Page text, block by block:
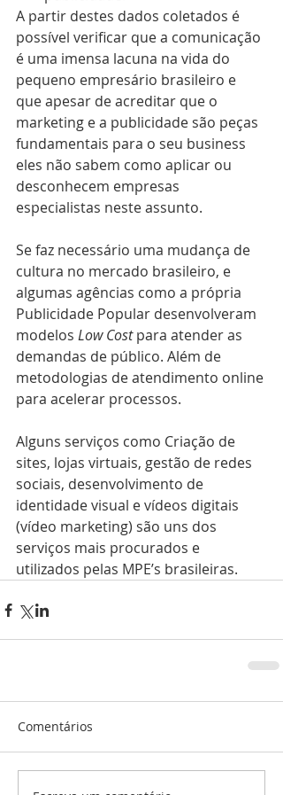
A partir destes dados coletados é
possível verificar que a comunicação
é uma imensa lacuna na vida do
pequeno empresário brasileiro e
que apesar de acreditar que o
marketing e a publicidade são peças
fundamentais para o seu business
eles não sabem como aplicar ou
desconhecem empresas
especialistas neste assunto.
Se faz necessário uma mudança de
cultura no mercado brasileiro, e
algumas agências como a própria
Publicidade Popular desenvolveram
modelos Low Cost para atender as
demandas de público. Além de
metodologias de atendimento online
para acelerar processos.
Alguns serviços como Criação de
sites, lojas virtuais, gestão de redes
sociais, desenvolvimento de
identidade visual e vídeos digitais
(vídeo marketing) são uns dos
serviços mais procurados e
utilizados pelas MPE’s brasileiras.
Comentários